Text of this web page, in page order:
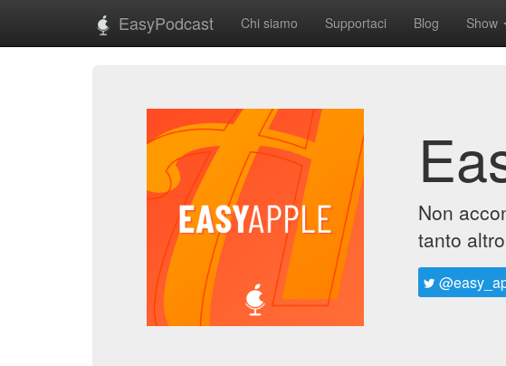
EasyPodcast Chi siamo Supportaci Blog Show
Non
tanto